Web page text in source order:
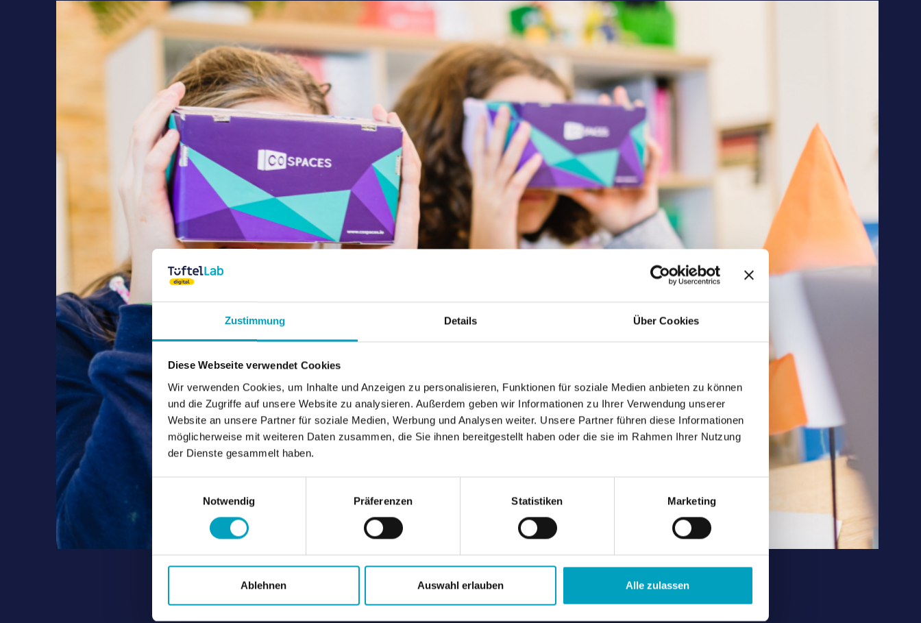
Zustimmung Details Über Cookies
Diese Webseite verwendet Cookies
Wir verwenden Cookies, um Inhalte und Anzeigen zu personalisieren, Funktionen für soziale Medien anbieten zu können
und die Zugriffe auf unsere Website zu analysieren. Außerdem geben wir Informationen zu Ihrer Verwendung unserer
Website an unsere Partner für soziale Medien, Werbung und Analysen weiter. Unsere Partner führen diese Informationen
möglicherweise mit weiteren Daten zusammen, die Sie ihnen bereitgestellt haben oder die sie im Rahmen Ihrer Nutzung
der Dienste gesammelt haben.
Notwendig
Präferenzen Statistiken Marketing
Ablehnen Auswahl erlauben Alle zulassen